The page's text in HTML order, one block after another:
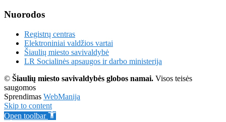
Nuorodos
Registrų centras
Elektroniniai valdžios vartai
Šiaulių miesto savivaldybė
LR Socialinės apsaugos ir darbo ministerija
© Šiaulių miesto savivaldybės globos namai. Visos teisės
saugomos
Sprendimas WebManija
Skip to content
Open toolbar